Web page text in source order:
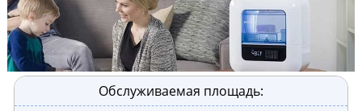
Обслуживаемая площадь: